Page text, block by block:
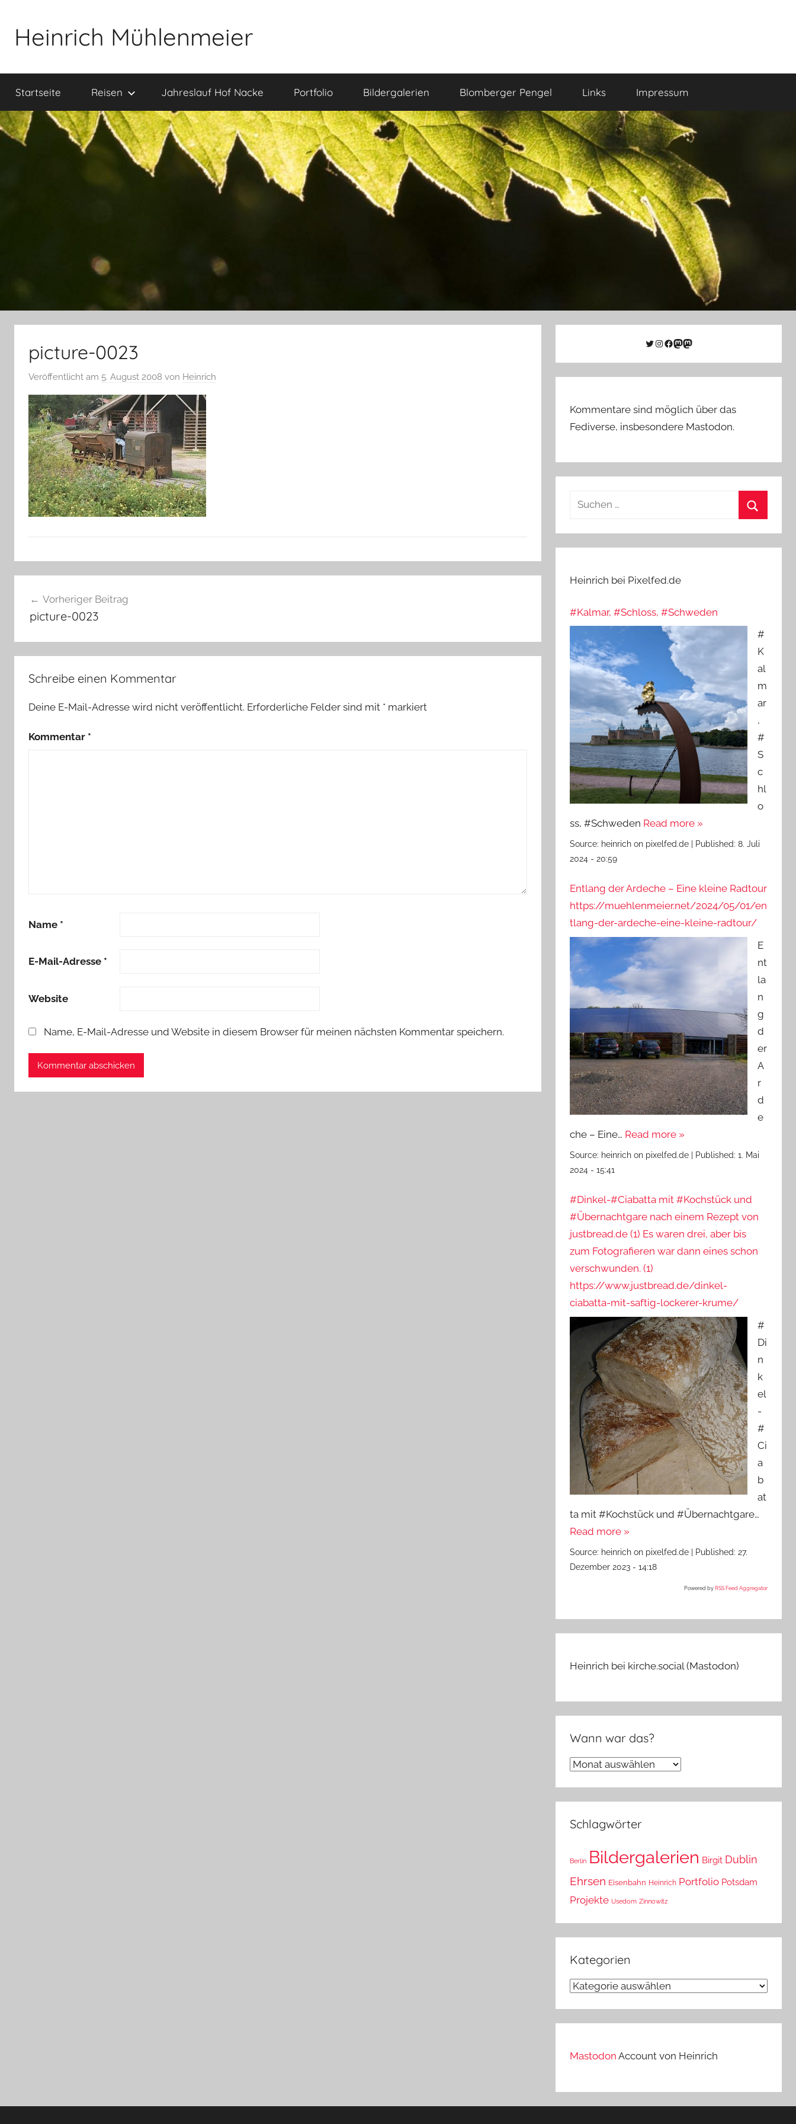
springen
Heinrich Mühlenmeier
zu
Glauben,
Fotografie,
…
Startseite Reisen Jahreslauf Hof Nacke Portfolio Bildergalerien Blomberger Pengel Links Impressum
picture-0023
Veröffentlicht am 5. August 2008 von Heinrich
Vorheriger Beitrag
picture-0023
Schreibe einen Kommentar
Deine E-Mail-Adresse wird nicht veröffentlicht. Erforderliche Felder sind mit * markiert
Kommentar *
Name *
E-Mail-Adresse *
Website
Name, E-Mail-Adresse und Website in diesem Browser für meinen nächsten Kommentar speichern.
Twitter
Instagram
Facebook
Link zu Mastodon
Mastodon
Kommentare sind möglich über das
Fediverse, insbesondere Mastodon.
Suchen
Heinrich bei Pixelfed.de
#Kalmar, #Schloss, #Schweden
#
K
al
m
ar
,
#
S
c
hl
o
ss, #Schweden Read more »
Source: heinrich on pixelfed.de | Published:8. Juli
2024 - 20:59
Entlang der Ardeche – Eine kleine Radtour
https://muehlenmeier.net/2024/05/01/en
tlang-der-ardeche-eine-kleine-radtour/
E
nt
la
n
g
d
er
A
r
d
e
che – Eine… Read more »
Source: heinrich on pixelfed.de | Published:1. Mai
2024 - 15:41
#Dinkel-#Ciabatta mit #Kochstück und
#Übernachtgare nach einem Rezept von
justbread.de (1) Es waren drei, aber bis
zum Fotografieren war dann eines schon
verschwunden. (1)
https://www.justbread.de/dinkel-
ciabatta-mit-saftig-lockerer-krume/
#
Di
n
k
el
-
#
Ci
a
b
at
ta mit #Kochstück und #Übernachtgare…
Read more »
Source: heinrich on pixelfed.de | Published:27.
Dezember 2023 - 14:18
Powered by RSS Feed Aggregator
Heinrich bei kirche.social (Mastodon)
Wann war das?
Wann
Schlagwörter
Berlin Bildergalerien Birgit Dublin
Ehrsen Eisenbahn Heinrich Portfolio Potsdam
Projekte Usedom Zinnowitz
Kategorien
Kategorien
Mastodon Account von Heinrich